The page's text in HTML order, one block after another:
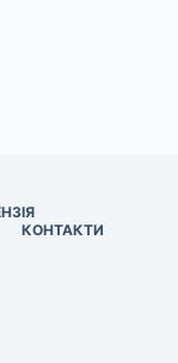
КОНТАКТИ